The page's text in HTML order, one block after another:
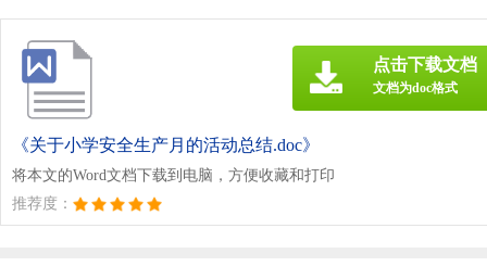
《关于小学安全生产月的活动总结.doc》
将本文的Word文档下载到电脑，方便收藏和打印
推荐度：
点击下载文档
文档为doc格式